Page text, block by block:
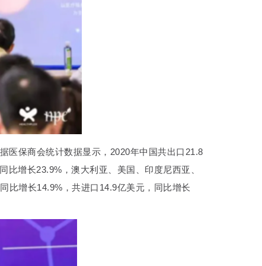
医保商会统计数据显示，2020年中国共出口21.8
增长23.9%，澳大利亚、美国、印度尼西亚、
比增长14.9%，共进口14.9亿美元，同比增长